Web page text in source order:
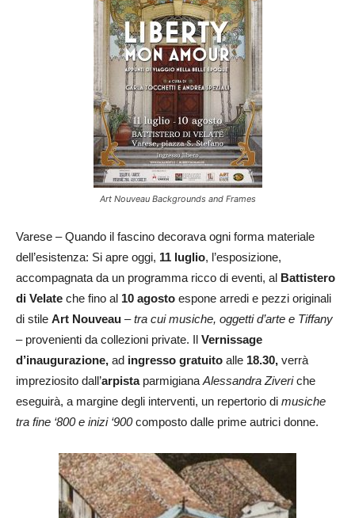
Art Nouveau Backgrounds and Frames
Varese – Quando il fascino decorava ogni forma materiale
dell’esistenza: Si apre oggi, 11 luglio, l’esposizione,
accompagnata da un programma ricco di eventi, al Battistero
di Velate che fino al 10 agosto espone arredi e pezzi originali
di stile Art Nouveau –tra cui musiche, oggetti d’arte e Tiffany
– provenienti da collezioni private. Il Vernissage
d’inaugurazione, ad ingresso gratuito alle 18.30, verrà
impreziosito dall’arpistaparmigiana Alessandra Ziveriche
eseguirà, a margine degli interventi, un repertorio di musiche
tra fine ‘800 e inizi ‘900composto dalle prime autrici donne.